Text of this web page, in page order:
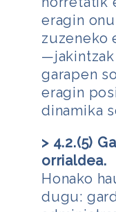
eragin
zuzeneko
garapen
eragin
dinamika
> 4.2.(5)
orrialdea.
Honako
dugu: